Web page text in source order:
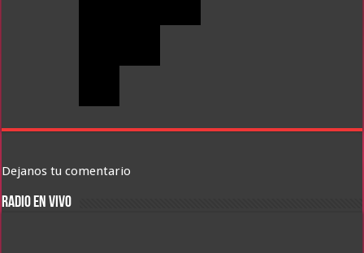
Dejanos tu comentario
RADIO EN VIVO